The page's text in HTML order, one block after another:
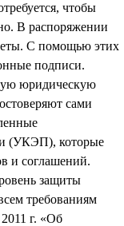
чтобы
В распоряжении
С помощью этих
подписи.
юридическую
сами
(УКЭП), которые
и соглашений.
защиты
требованиям
г. «Об